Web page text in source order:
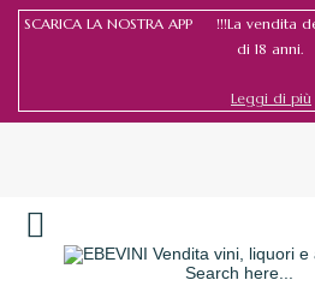
SCARICA LA NOSTRA APP !!!La vendita
di 18 anni.
Leggi di più
Search here...